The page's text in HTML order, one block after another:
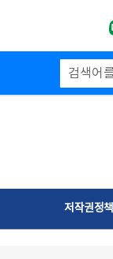
저작권정책